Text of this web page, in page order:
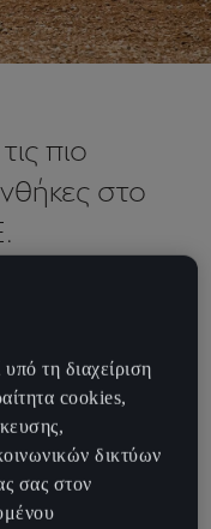
πιο
στο
λαμβάνει θέση στην
τις ομάδες στις
της
και των
στις 3 Απριλίου,
τη διαχείριση
cookies,
δικτύων
σας στον